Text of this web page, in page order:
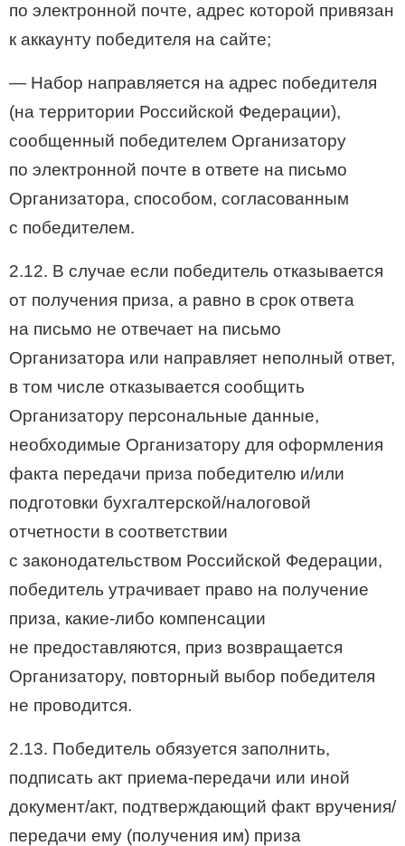
по электронной почте, адрес которой привязан
к аккаунту победителя на сайте;
— Набор направляется на адрес победителя
(на территории Российской Федерации),
сообщенный победителем Организатору
по электронной почте в ответе на письмо
Организатора, способом, согласованным
с победителем.
2.12. В случае если победитель отказывается
от получения приза, а равно в срок ответа
на письмо не отвечает на письмо
Организатора или направляет неполный ответ,
в том числе отказывается сообщить
Организатору персональные данные,
необходимые Организатору для оформления
факта передачи приза победителю и/или
подготовки бухгалтерской/налоговой
отчетности в соответствии
с законодательством Российской Федерации,
победитель утрачивает право на получение
приза, какие-либо компенсации
не предоставляются, приз возвращается
Организатору, повторный выбор победителя
не проводится.
2.13. Победитель обязуется заполнить,
подписать акт приема-передачи или иной
документ/акт, подтверждающий факт вручения/
передачи ему (получения им) приза